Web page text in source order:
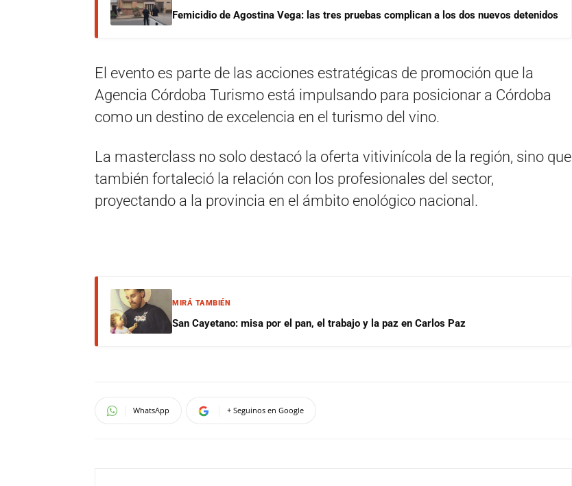
Femicidio de Agostina Vega: las tres pruebas complican a los dos nuevos detenidos
El evento es parte de las acciones estratégicas de promoción que la
Agencia Córdoba Turismo está impulsando para posicionar a Córdoba
como un destino de excelencia en el turismo del vino.
La masterclass no solo destacó la oferta vitivinícola de la región, sino que
también fortaleció la relación con los profesionales del sector,
proyectando a la provincia en el ámbito enológico nacional.
MIRÁ TAMBIÉN
San Cayetano: misa por el pan, el trabajo y la paz en Carlos Paz
WhatsApp + Seguinos en Google